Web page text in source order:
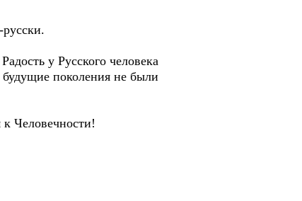
у Русского человека
будущие поколения не были
к Человечности!